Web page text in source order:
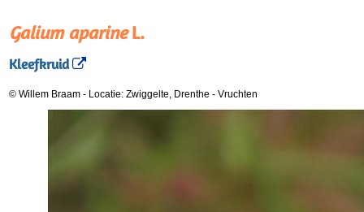
Galium aparineL.
Kleefkruid
© Willem Braam - Locatie: Zwiggelte, Drenthe - Vruchten